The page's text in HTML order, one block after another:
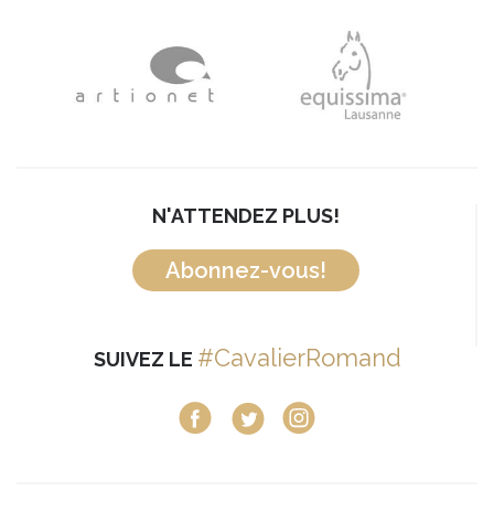
N'ATTENDEZ PLUS!
Abonnez-vous!
SUIVEZ LE #CavalierRomand